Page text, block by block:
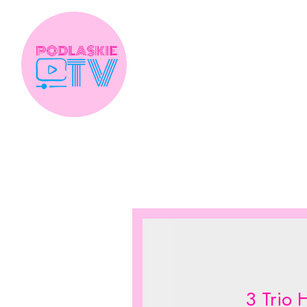
content
3 Trio